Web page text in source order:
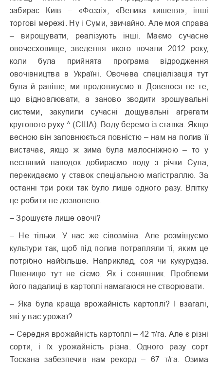
забирає Київ – «Фоззі», «Велика кишеня», інші
торгові мережі. Ну і Суми, звичайно. Але моя справа
– вирощувати, реалізують інші. Маємо сучасне
овочесховище, зведення якого почали 2012 року,
коли була прийнята програма відродження
овочівництва в Україні. Овочева спеціалізація тут
була й раніше, ми продовжуємо її. Довелося не те,
що відновлювати, а заново зводити зрошувальні
системи, закупили сучасні дощувальні агрегати
кругового руху ^ (США). Воду беремо із ставка. Якщо
весною він заповнюється повністю – нам на полив її
вистачає, якщо ж зима була малосніжною – то у
весняний паводок добираємо воду з річки Сула,
перекидаємо у ставок спеціальною магістраллю. За
останні три роки так було лише одного разу. Влітку
це робити не дозволено.
– Зрошуєте лише овочі?
– Не тільки. У нас же сівозміна. Але розміщуємо
культури так, щоб під полив потрапляли ті, яким це
потрібно найбільше. Наприклад, соя чи кукурудза.
Пшеницю тут не сіємо. Як і соняшник. Проблеми
його падалиці в картоплі намагаюся не створювати.
– Яка була краща врожайність картоплі? І взагалі,
які у вас урожаї?
– Середня врожайність картоплі – 42 т/га. Але є різні
сорти, і їх урожайність різна. Одного разу сорт
Тоскана забезпечив нам рекорд – 67 т/га. Озима